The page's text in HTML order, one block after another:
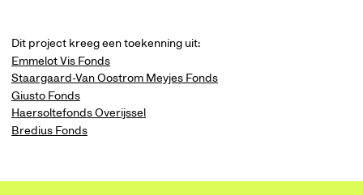
Dit project kreeg een toekenning uit:
Emmelot Vis Fonds
Staargaard-Van Oostrom Meyjes Fonds
Giusto Fonds
Haersoltefonds Overijssel
Bredius Fonds